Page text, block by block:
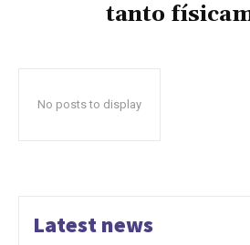
tanto
No posts to display
Latest news